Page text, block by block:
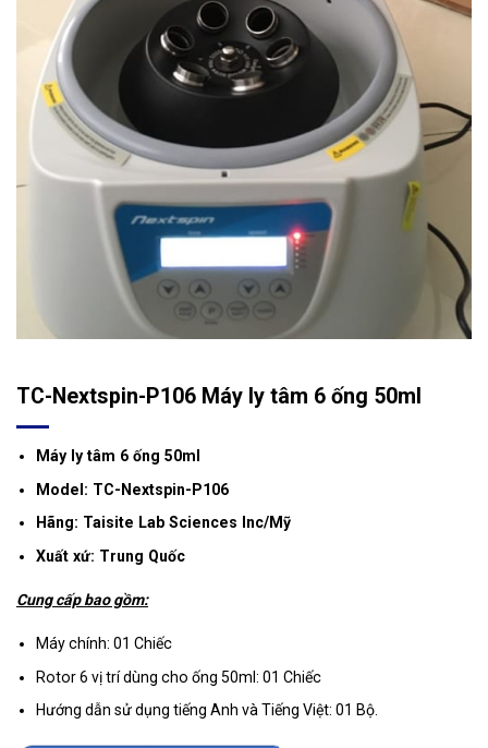
TC-Nextspin-P106 Máy ly tâm 6 ống 50ml
Máy ly tâm 6 ống 50ml
Model: TC-Nextspin-P106
Hãng: Taisite Lab Sciences Inc/Mỹ
Xuất xứ: Trung Quốc
Cung cấp bao gồm:
Máy chính: 01 Chiếc
Rotor 6 vị trí dùng cho ống 50ml: 01 Chiếc
Hướng dẫn sử dụng tiếng Anh và Tiếng Việt: 01 Bộ.